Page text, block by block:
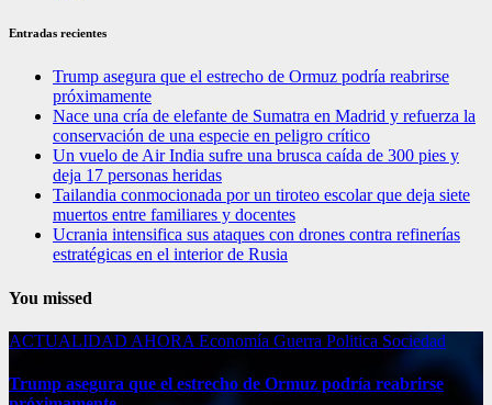
Entradas recientes
Trump asegura que el estrecho de Ormuz podría reabrirse
próximamente
Nace una cría de elefante de Sumatra en Madrid y refuerza la
conservación de una especie en peligro crítico
Un vuelo de Air India sufre una brusca caída de 300 pies y
deja 17 personas heridas
Tailandia conmocionada por un tiroteo escolar que deja siete
muertos entre familiares y docentes
Ucrania intensifica sus ataques con drones contra refinerías
estratégicas en el interior de Rusia
You missed
ACTUALIDAD AHORA Economía Guerra Politica Sociedad
Trump asegura que el estrecho de Ormuz podría reabrirse